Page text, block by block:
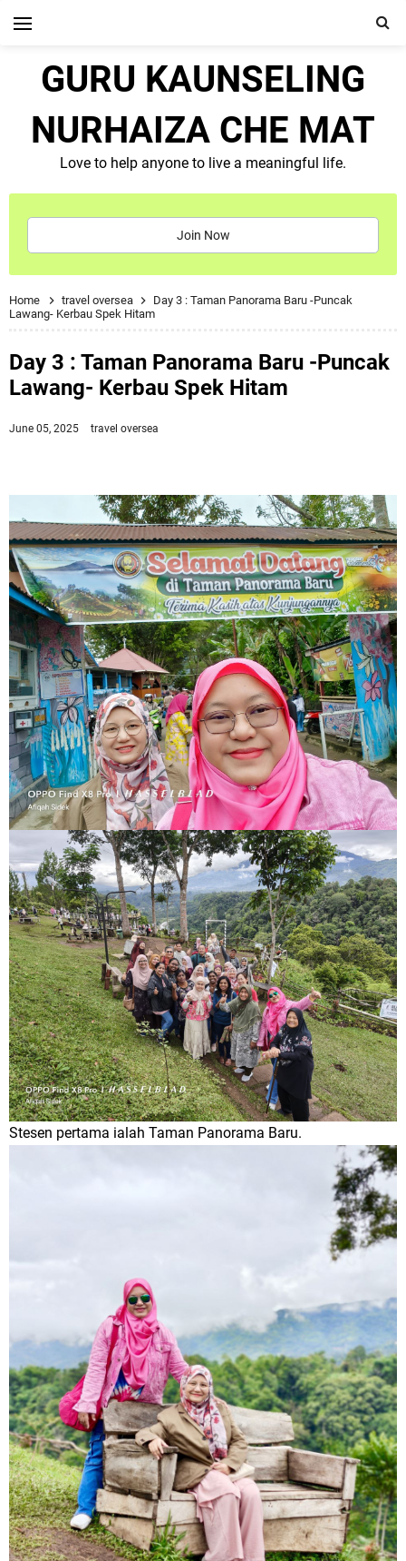
GURU KAUNSELING
NURHAIZA CHE MAT
Love to help anyone to live a meaningful life.
Join Now
Home travel oversea
Day 3 : Taman Panorama Baru -Puncak
Lawang- Kerbau Spek Hitam
Day 3 : Taman Panorama Baru -Puncak
Lawang- Kerbau Spek Hitam
June 05, 2025 travel oversea
Stesen pertama ialah Taman Panorama Baru.